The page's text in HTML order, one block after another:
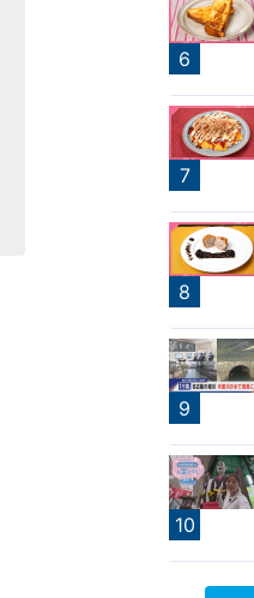
6
7
8
9
10